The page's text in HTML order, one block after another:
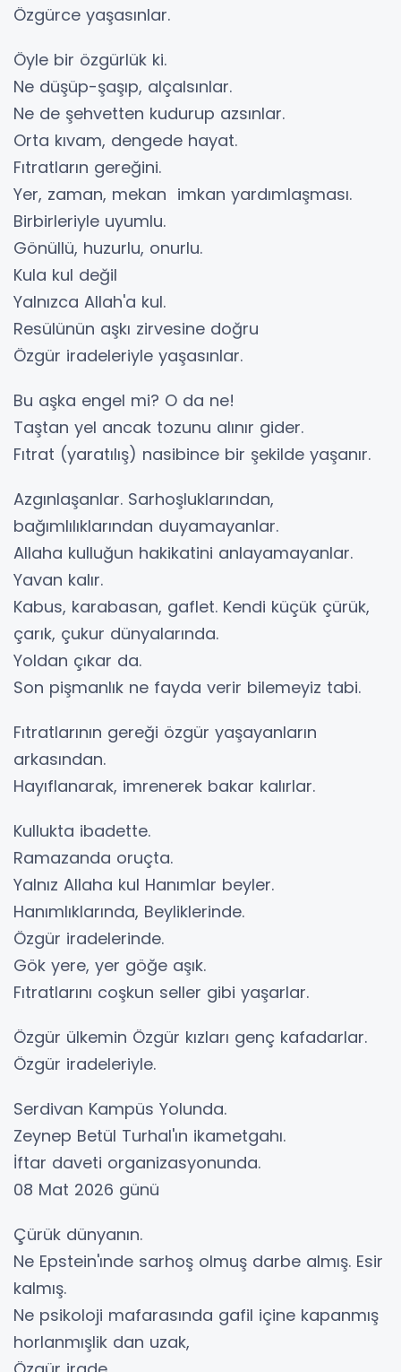
Özgürce yaşasınlar.
Öyle bir özgürlük ki.
Ne düşüp-şaşıp, alçalsınlar.
Ne de şehvetten kudurup azsınlar.
Orta kıvam, dengede hayat.
Fıtratların gereğini.
Yer, zaman, mekan imkan yardımlaşması.
Birbirleriyle uyumlu.
Gönüllü, huzurlu, onurlu.
Kula kul değil
Yalnızca Allah'a kul.
Resülünün aşkı zirvesine doğru
Özgür iradeleriyle yaşasınlar.
Bu aşka engel mi? O da ne!
Taştan yel ancak tozunu alınır gider.
Fıtrat (yaratılış) nasibince bir şekilde yaşanır.
Azgınlaşanlar. Sarhoşluklarından,
bağımlılıklarından duyamayanlar.
Allaha kulluğun hakikatini anlayamayanlar.
Yavan kalır.
Kabus, karabasan, gaflet. Kendi küçük çürük,
çarık, çukur dünyalarında.
Yoldan çıkar da.
Son pişmanlık ne fayda verir bilemeyiz tabi.
Fıtratlarının gereği özgür yaşayanların
arkasından.
Hayıflanarak, imrenerek bakar kalırlar.
Kullukta ibadette.
Ramazanda oruçta.
Yalnız Allaha kul Hanımlar beyler.
Hanımlıklarında, Beyliklerinde.
Özgür iradelerinde.
Gök yere, yer göğe aşık.
Fıtratlarını coşkun seller gibi yaşarlar.
Özgür ülkemin Özgür kızları genç kafadarlar.
Özgür iradeleriyle.
Serdivan Kampüs Yolunda.
Zeynep Betül Turhal'ın ikametgahı.
İftar daveti organizasyonunda.
08 Mat 2026 günü
Çürük dünyanın.
Ne Epstein'ınde sarhoş olmuş darbe almış. Esir
kalmış.
Ne psikoloji mafarasında gafil içine kapanmış
horlanmışlik dan uzak,